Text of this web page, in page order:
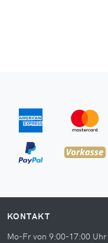
KONTAKT
Mo-Fr von 9:00-17:00 Uhr